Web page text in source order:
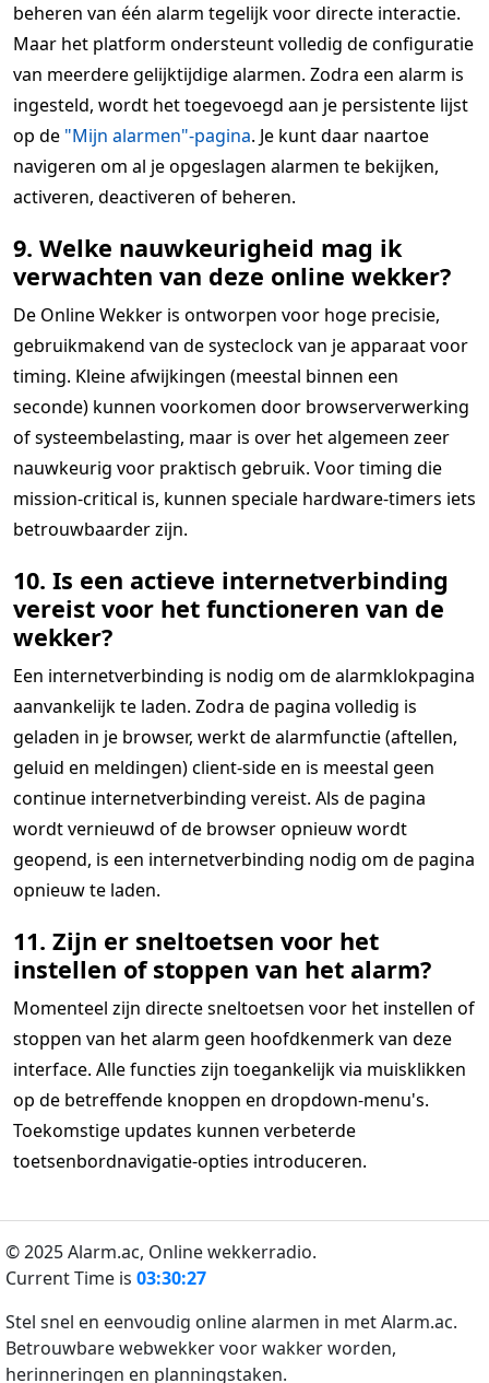
beheren van één alarm tegelijk voor directe interactie.
Maar het platform ondersteunt volledig de configuratie
van meerdere gelijktijdige alarmen. Zodra een alarm is
ingesteld, wordt het toegevoegd aan je persistente lijst
op de "Mijn alarmen"-pagina. Je kunt daar naartoe
navigeren om al je opgeslagen alarmen te bekijken,
activeren, deactiveren of beheren.
9. Welke nauwkeurigheid mag ik
verwachten van deze online wekker?
De Online Wekker is ontworpen voor hoge precisie,
gebruikmakend van de systeclock van je apparaat voor
timing. Kleine afwijkingen (meestal binnen een
seconde) kunnen voorkomen door browserverwerking
of systeembelasting, maar is over het algemeen zeer
nauwkeurig voor praktisch gebruik. Voor timing die
mission-critical is, kunnen speciale hardware-timers iets
betrouwbaarder zijn.
10. Is een actieve internetverbinding
vereist voor het functioneren van de
wekker?
Een internetverbinding is nodig om de alarmklokpagina
aanvankelijk te laden. Zodra de pagina volledig is
geladen in je browser, werkt de alarmfunctie (aftellen,
geluid en meldingen) client-side en is meestal geen
continue internetverbinding vereist. Als de pagina
wordt vernieuwd of de browser opnieuw wordt
geopend, is een internetverbinding nodig om de pagina
opnieuw te laden.
11. Zijn er sneltoetsen voor het
instellen of stoppen van het alarm?
Momenteel zijn directe sneltoetsen voor het instellen of
stoppen van het alarm geen hoofdkenmerk van deze
interface. Alle functies zijn toegankelijk via muisklikken
op de betreffende knoppen en dropdown-menu's.
Toekomstige updates kunnen verbeterde
toetsenbordnavigatie-opties introduceren.
© 2025 Alarm.ac, Online wekkerradio.
Current Time is 03:30:27
Stel snel en eenvoudig online alarmen in met Alarm.ac.
Betrouwbare webwekker voor wakker worden,
herinneringen en planningstaken.